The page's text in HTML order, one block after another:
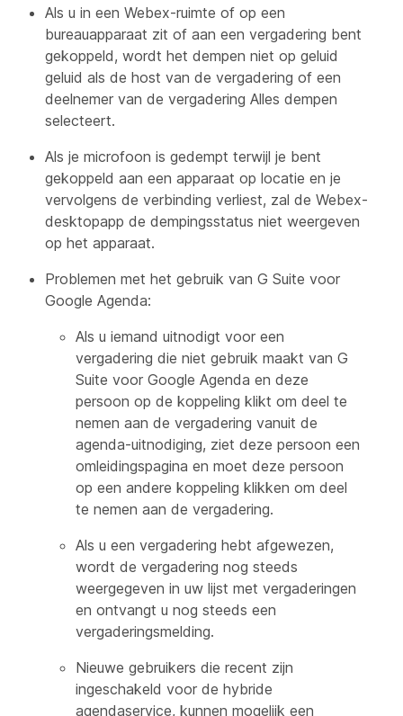
Als u in een Webex-ruimte of op een
bureauapparaat zit of aan een vergadering bent
gekoppeld, wordt het dempen niet op geluid
geluid als de host van de vergadering of een
deelnemer van de vergadering Alles dempen
selecteert.
Als je microfoon is gedempt terwijl je bent
gekoppeld aan een apparaat op locatie en je
vervolgens de verbinding verliest, zal de Webex-
desktopapp de dempingsstatus niet weergeven
op het apparaat.
Problemen met het gebruik van G Suite voor
Google Agenda:
Als u iemand uitnodigt voor een
vergadering die niet gebruik maakt van G
Suite voor Google Agenda en deze
persoon op de koppeling klikt om deel te
nemen aan de vergadering vanuit de
agenda-uitnodiging, ziet deze persoon een
omleidingspagina en moet deze persoon
op een andere koppeling klikken om deel
te nemen aan de vergadering.
Als u een vergadering hebt afgewezen,
wordt de vergadering nog steeds
weergegeven in uw lijst met vergaderingen
en ontvangt u nog steeds een
vergaderingsmelding.
Nieuwe gebruikers die recent zijn
ingeschakeld voor de hybride
agendaservice, kunnen mogelijk een